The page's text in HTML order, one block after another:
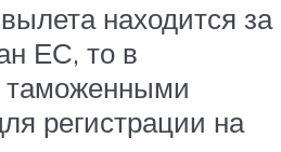
находится за
ЕС, то в
таможенными
регистрации на